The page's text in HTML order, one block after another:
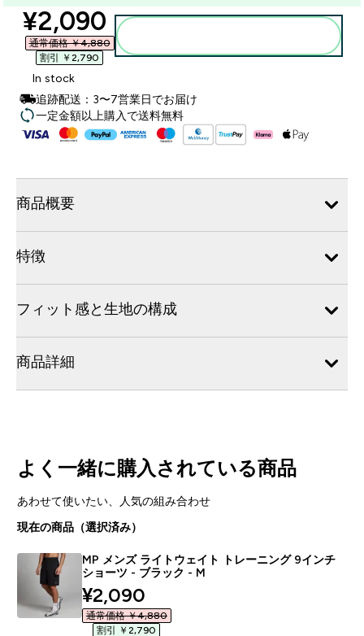
discounted price
¥2,090‎
通常価格 ￥4,880‎
割引 ￥2,790‎
In stock
追跡配送：3〜7営業日でお届け
一定金額以上購入で送料無料
商品概要
特徴
フィット感と生地の構成
商品詳細
よく一緒に購入されている商品
あわせて使いたい、人気の組み合わせ
現在の商品（選択済み）
MP メンズ ライトウェイト トレーニング 9インチ
ショーツ - ブラック - M
discounted price
¥2,090‎
通常価格 ￥4,880‎
割引 ￥2,790‎